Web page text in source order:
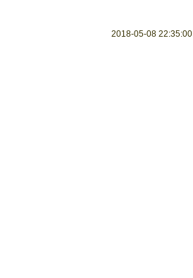
2018-05-08 22:35:00